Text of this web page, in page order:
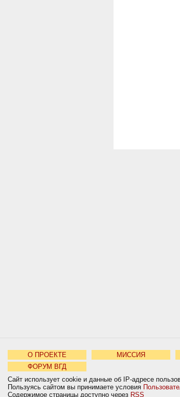
О ПРОЕКТЕ МИССИЯ
ФОРУМ ВГД
Сайт использует cookie и данные об IP-адресе
Пользуясь сайтом вы принимаете условия
Содержимое страницы доступно через RSS